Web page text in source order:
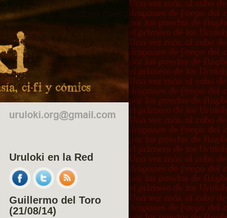
Uruloki en la Red
Guillermo del Toro
(21/08/14)